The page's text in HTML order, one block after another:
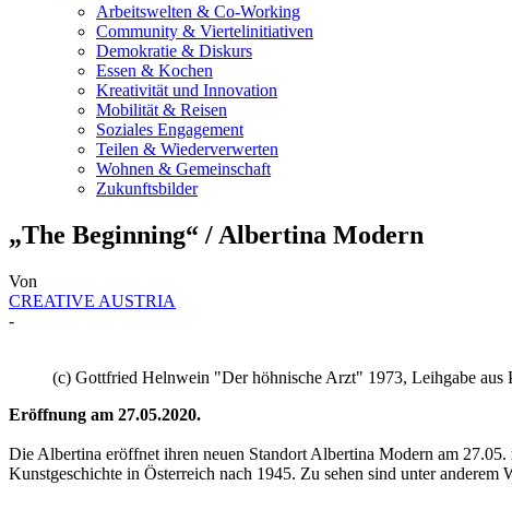
Arbeitswelten & Co-Working
Community & Viertelinitiativen
Demokratie & Diskurs
Essen & Kochen
Kreativität und Innovation
Mobilität & Reisen
Soziales Engagement
Teilen & Wiederverwerten
Wohnen & Gemeinschaft
Zukunftsbilder
„The Beginning“ / Albertina Modern
Von
CREATIVE AUSTRIA
-
(c) Gottfried Helnwein "Der höhnische Arzt" 1973, Leihgabe aus
Eröffnung am 27.05.2020.
Die Albertina eröffnet ihren neuen Standort Albertina Modern am
Kunstgeschichte in Österreich nach 1945. Zu sehen sind unter